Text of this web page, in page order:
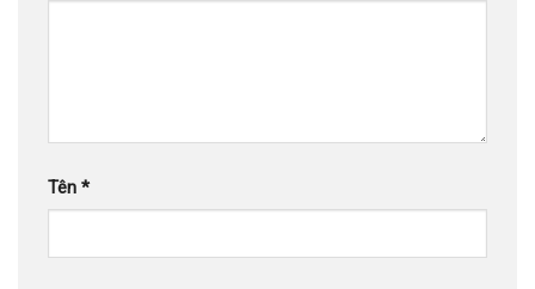
Tên *